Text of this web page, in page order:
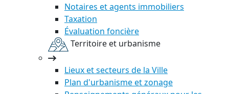
Notaires et agents immobiliers
Taxation
Évaluation foncière
Territoire et urbanisme
Lieux et secteurs de la Ville
Plan d'urbanisme et zonage